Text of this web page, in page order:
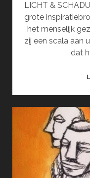
LICHT &
grote
het menselijk
zij een scala aan
dat